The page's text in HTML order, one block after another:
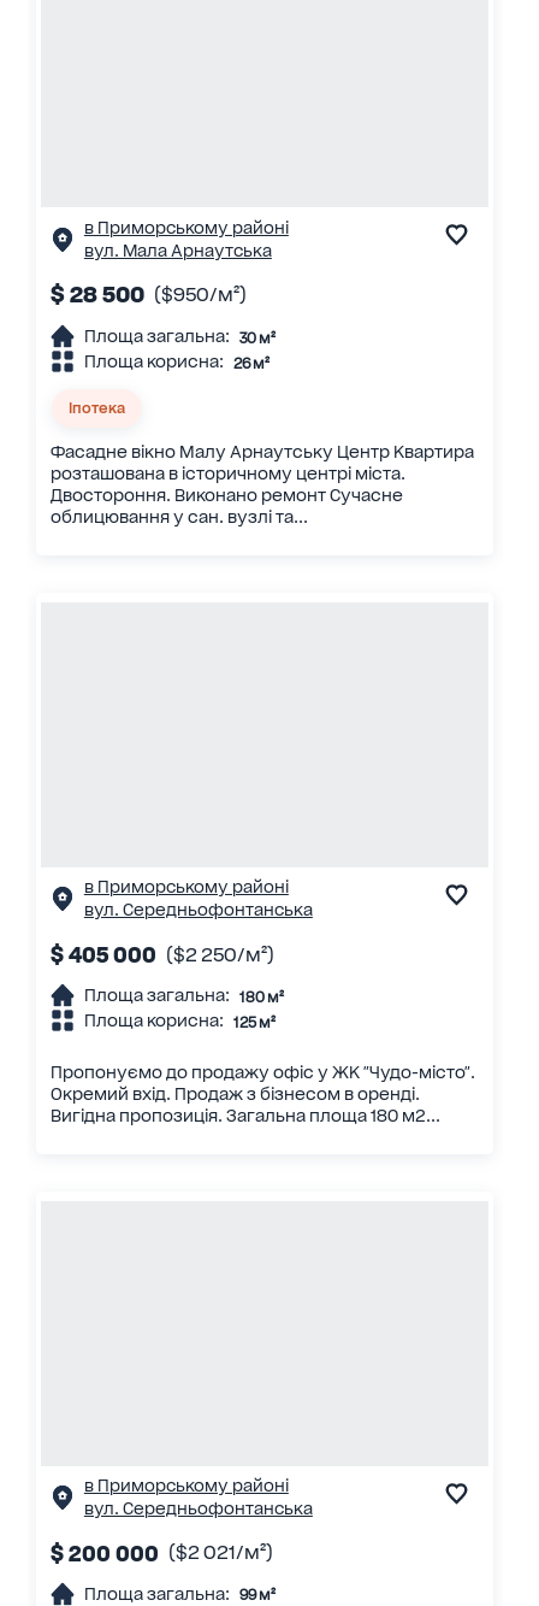
в Приморському районі
вул. Мала Арнаутська
$ 28 500 ($950/м²)
Площа загальна: 30 м²
Площа корисна: 26 м²
Іпотека
Фасадне вікно Малу Арнаутську Центр Квартира
розташована в історичному центрі міста.
Двостороння. Виконано ремонт Сучасне
облицювання у сан. вузлі та...
в Приморському районі
вул. Середньофонтанська
$ 405 000 ($2 250/м²)
Площа загальна: 180 м²
Площа корисна: 125 м²
Пропонуємо до продажу офіс у ЖК "Чудо-місто".
Окремий вхід. Продаж з бізнесом в оренді.
Вигідна пропозиція. Загальна площа 180 м2...
в Приморському районі
вул. Середньофонтанська
$ 200 000 ($2 021/м²)
Площа загальна: 99 м²